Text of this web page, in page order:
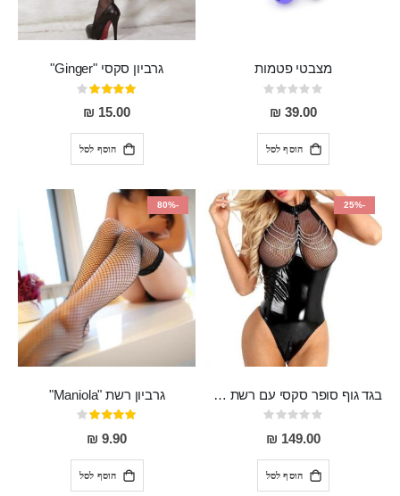
מצבטי פטמות
Rating:
0%
39.00 ₪
הוסף לסל
גרביון סקסי "Ginger"
דירוג:
80%
15.00 ₪
הוסף לסל
-25%
בגד גוף סופר סקסי עם רשת שקופה בחזה ושרשרות מלמעלה וריצרץ מלמטה Pan במפשעה
Rating:
0%
149.00 ₪
הוסף לסל
-80%
גרביון רשת "Maniola"
דירוג:
80%
9.90 ₪
הוסף לסל